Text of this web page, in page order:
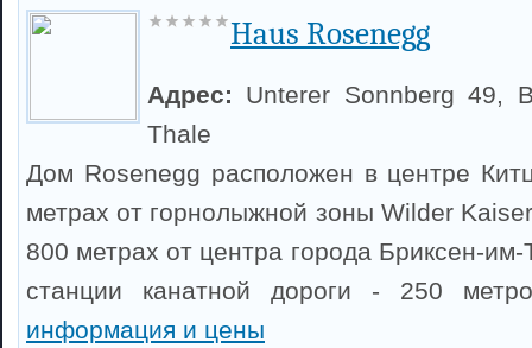
Haus Rosenegg
Адрес: Unterer Sonnberg 49,
Thale
Дом Rosenegg расположен в центре
метрах от горнолыжной зоны Wilder
800 метрах от центра города Бриксен-
станции канатной дороги - 250
информация и цены